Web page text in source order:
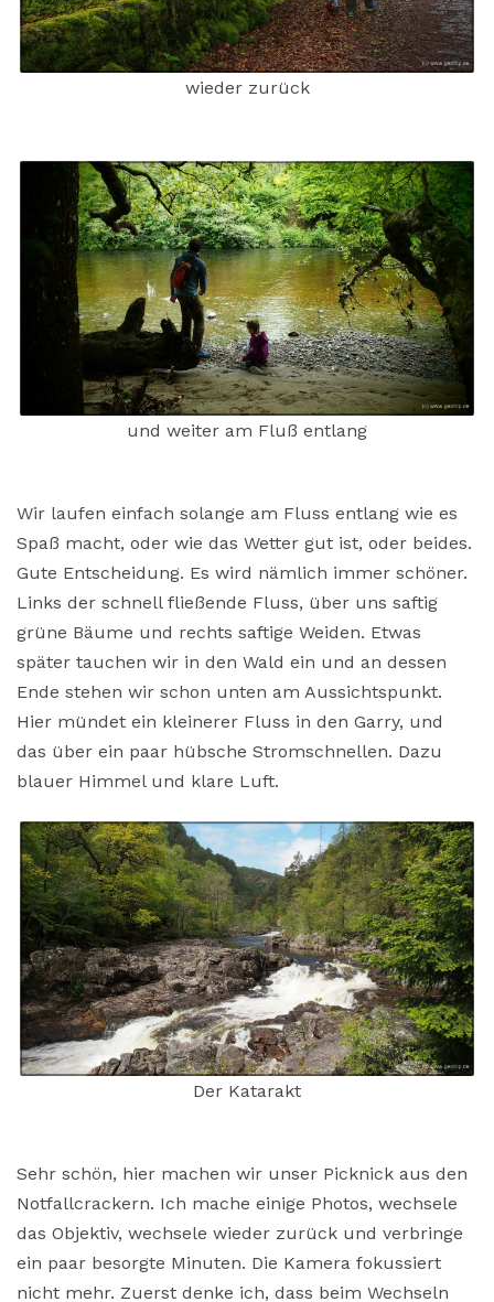
wieder zurück
und weiter am Fluß entlang
Wir laufen einfach solange am Fluss entlang wie es
Spaß macht, oder wie das Wetter gut ist, oder beides.
Gute Entscheidung. Es wird nämlich immer schöner.
Links der schnell fließende Fluss, über uns saftig
grüne Bäume und rechts saftige Weiden. Etwas
später tauchen wir in den Wald ein und an dessen
Ende stehen wir schon unten am Aussichtspunkt.
Hier mündet ein kleinerer Fluss in den Garry, und
das über ein paar hübsche Stromschnellen. Dazu
blauer Himmel und klare Luft.
Der Katarakt
Sehr schön, hier machen wir unser Picknick aus den
Notfallcrackern. Ich mache einige Photos, wechsele
das Objektiv, wechsele wieder zurück und verbringe
ein paar besorgte Minuten. Die Kamera fokussiert
nicht mehr. Zuerst denke ich, dass beim Wechseln